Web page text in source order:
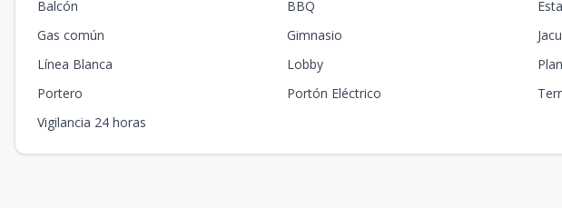
Balcón
BBQ
Gas común
Gimnasio
Línea Blanca
Lobby
Portero
Portón Eléctrico
Vigilancia 24 horas